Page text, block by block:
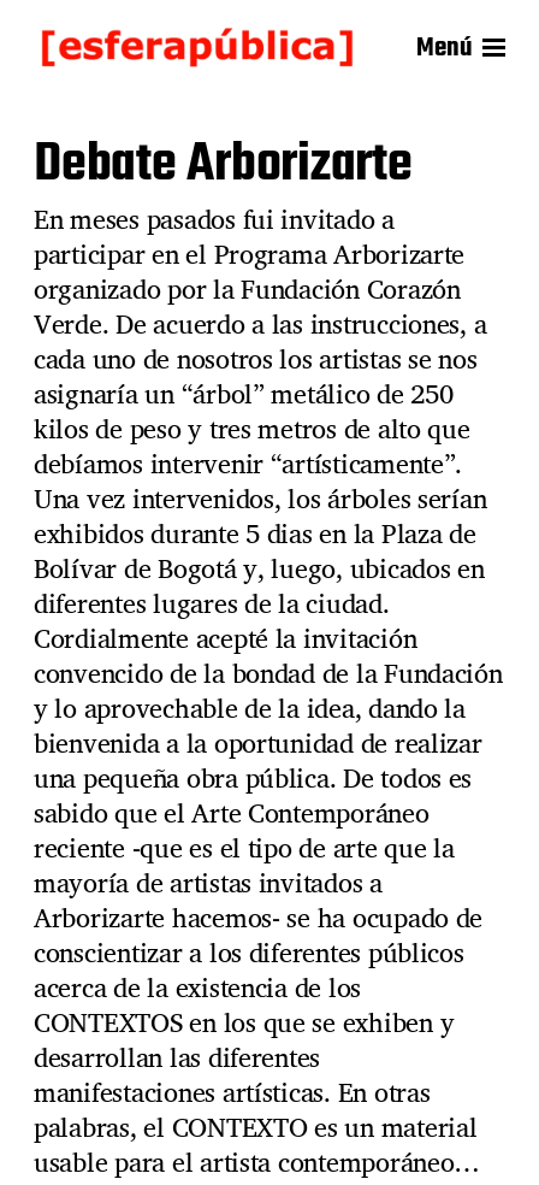
Menú
Debate Arborizarte
En meses pasados fui invitado a
participar en el Programa Arborizarte
organizado por la Fundación Corazón
Verde. De acuerdo a las instrucciones, a
cada uno de nosotros los artistas se nos
asignaría un “árbol” metálico de 250
kilos de peso y tres metros de alto que
debíamos intervenir “artísticamente”.
Una vez intervenidos, los árboles serían
exhibidos durante 5 dias en la Plaza de
Bolívar de Bogotá y, luego, ubicados en
diferentes lugares de la ciudad.
Cordialmente acepté la invitación
convencido de la bondad de la Fundación
y lo aprovechable de la idea, dando la
bienvenida a la oportunidad de realizar
una pequeña obra pública. De todos es
sabido que el Arte Contemporáneo
reciente -que es el tipo de arte que la
mayoría de artistas invitados a
Arborizarte hacemos- se ha ocupado de
conscientizar a los diferentes públicos
acerca de la existencia de los
CONTEXTOS en los que se exhiben y
desarrollan las diferentes
manifestaciones artísticas. En otras
palabras, el CONTEXTO es un material
usable para el artista contemporáneo…